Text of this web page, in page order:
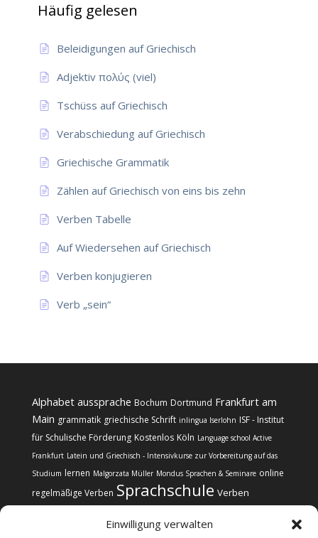
Einwilligung verwalten
Häufig gelesen
Beleidigungen auf Griechisch
Adjektiv πολύς (viel)
Tschüss auf Griechisch
Verabschiedung auf Griechisch
Griechische Grammatik
Zählen auf Griechisch von eins bis zehn
Verben Tabelle
Auf Wiedersehen auf Griechisch
Verben konjugieren
Verb „sein“
Alphabet aussprache Bochum Dortmund Frankfurt am
Main grammatik griechische Schrift inlingua Iserlohn ISF - Institut
für Schulische Förderung Kostenlos Köln Language school Active
Frankfurt Latein und Griechisch - Intensivkurse zur Vorbereitung auf das
Studium lernen Malgorzata Müller Mondus Sprachen & Seminare online
regelmäßige Verben Sprachschule Verben